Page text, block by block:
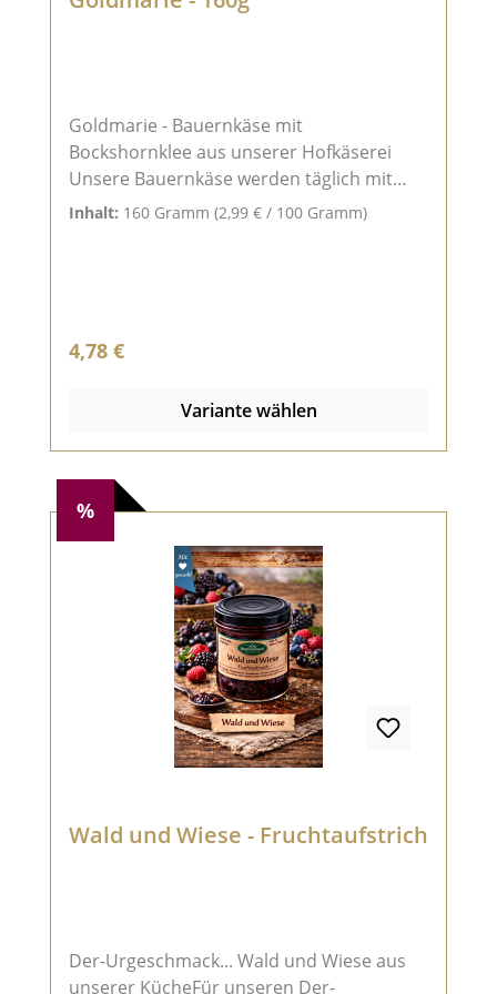
Goldmarie - Bauernkäse mit
Bockshornklee aus unserer Hofkäserei
Unsere Bauernkäse werden täglich mit
einer Salzlake gebürstet und gepflegt,
Bioland-Kuhmilch und ca. 2-3 Monate in
unserem Käsekeller gereift.160g am Stück
GeschmackDen Urgeschmack
wiedererleben!Zutaten: Bioland-
mikrobielles Lab **aus kontrolliert
ökologischem Anbau – Rinde zum Verzehr
Inhalt: 160 Gramm (2,99 € / 100 Gramm)
Regulärer Preis:
4,78 €
Variante wählen
%
Wald und Wiese - Fruchtaufstrich
Der-Urgeschmack... Wald und Wiese aus
unserer KücheFür unseren Der-